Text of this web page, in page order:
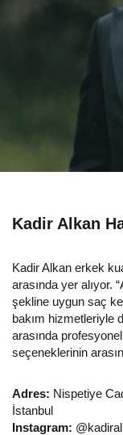
Kadir Alkan
Kadir Alkan erkek
arasında yer alıyor.
şekline uygun saç
bakım hizmetleriyle
arasında
seçeneklerinin
Adres: Nispetiye
İstanbul
Instagram: